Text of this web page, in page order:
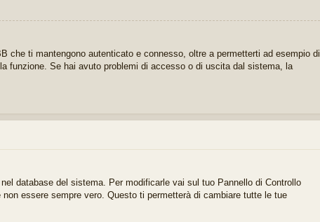
che ti mantengono autenticato e connesso, oltre a permetterti ad esempio di
funzione. Se hai avuto problemi di accesso o di uscita dal sistema, la
database del sistema. Per modificarle vai sul tuo Pannello di Controllo
essere sempre vero. Questo ti permetterà di cambiare tutte le tue